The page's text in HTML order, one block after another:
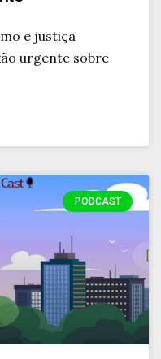
e justiça
urgente sobre
PODCAST